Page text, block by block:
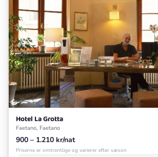
Hotel La Grotta
Faetano, Faetano
900 – 1.210 kr/nat
Priserne er omtrentlige og varierer efter sæson